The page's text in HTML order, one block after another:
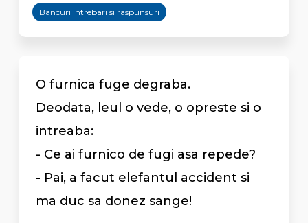
Bancuri Intrebari si raspunsuri
O furnica fuge degraba.
Deodata, leul o vede, o opreste si o
intreaba:
- Ce ai furnico de fugi asa repede?
- Pai, a facut elefantul accident si
ma duc sa donez sange!